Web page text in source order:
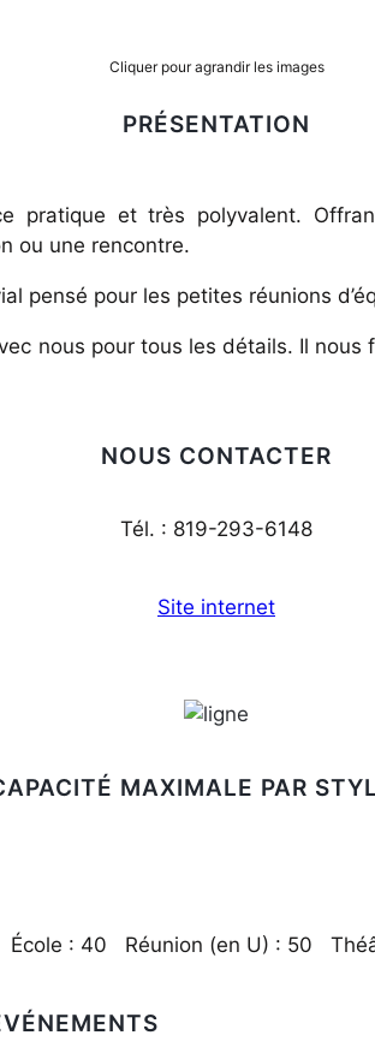
Cliquer pour agrandir les images
PRÉSENTATION
pratique et très polyvalent.
ou une rencontre.
pensé pour les petites réunions
nous pour tous les détails. Il nous
NOUS CONTACTER
Tél. : 819-293-6148
Site internet
MAXIMALE PAR
: 40 Réunion (en U) : 50